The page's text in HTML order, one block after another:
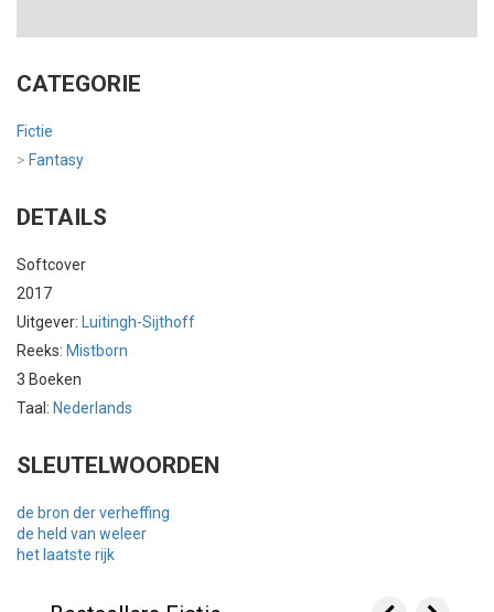
CATEGORIE
Fictie
> Fantasy
DETAILS
Softcover
2017
Uitgever: Luitingh-Sijthoff
Reeks: Mistborn
3 Boeken
Taal: Nederlands
SLEUTELWOORDEN
de bron der verheffing
de held van weleer
het laatste rijk